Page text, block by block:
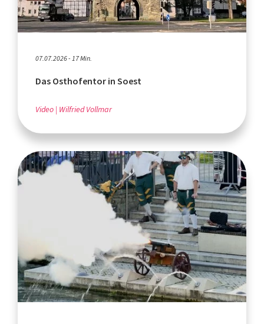
07.07.2026 - 17 Min.
Das Osthofentor in Soest
Video Wilfried Vollmar